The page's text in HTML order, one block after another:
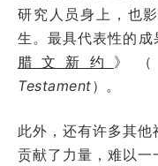
研究人员身上，也
生。最具代表性的
腊文新约 》（
Testament）。
此外，还有许多其
贡献了力量，难以